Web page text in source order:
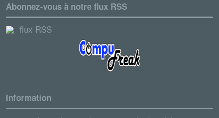
Abonnez-vous à notre flux RSS
flux RSS
Information